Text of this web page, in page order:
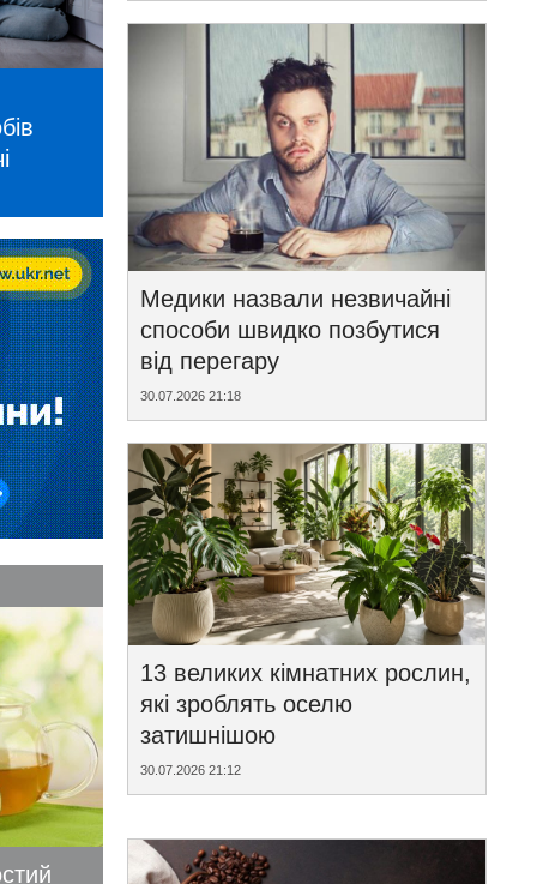
Медики назвали незвичайні
способи швидко позбутися
від перегару
30.07.2026 21:18
13 великих кімнатних рослин,
які зроблять оселю
затишнішою
30.07.2026 21:12